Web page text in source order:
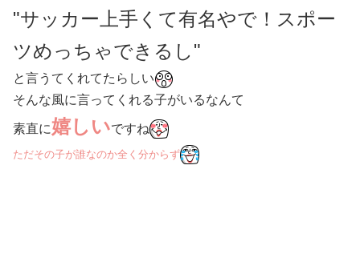
"サッカー上手くて有名やで！スポー
ツめっちゃできるし"
と言うてくれてたらしい
そんな風に言ってくれる子がいるなんて
素直に嬉しいですね
ただその子が誰なのか全く分からず